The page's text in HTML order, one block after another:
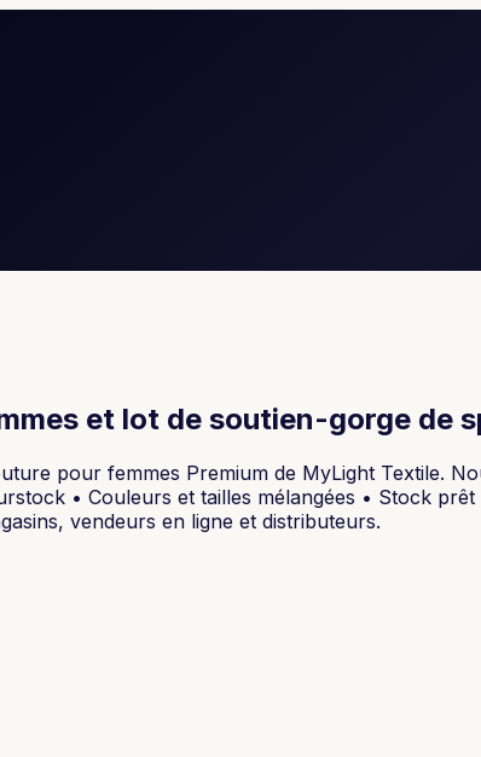
et lot de soutien-gorge de
pour femmes Premium de MyLight Textile.
• Couleurs et tailles mélangées • Stock
vendeurs en ligne et distributeurs.